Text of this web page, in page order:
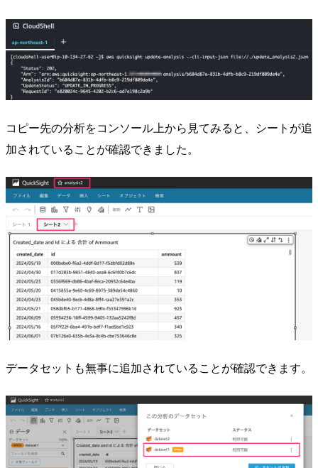
コピー先の分析をコンソール上から見てみると、シートが追
加されていることが確認できました。
データセットも無事に追加されていることが確認できます。